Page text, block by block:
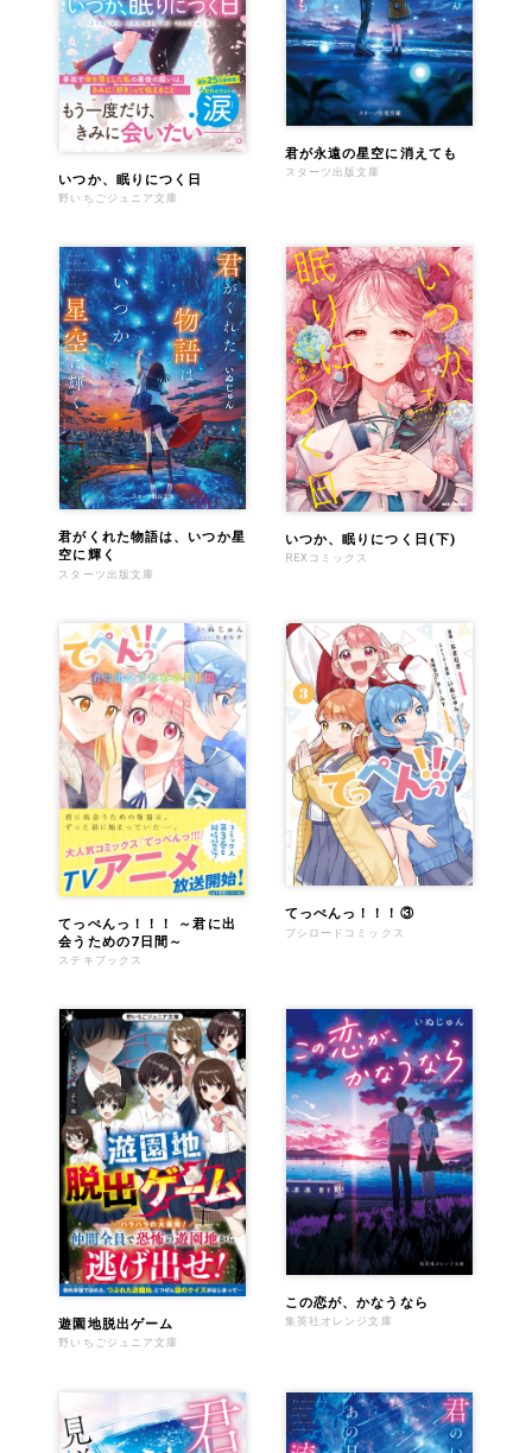
いつか、眠りにつく日
野いちごジュニア文庫
君が永遠の星空に消えても
スターツ出版文庫
君がくれた物語は、いつか星
空に輝く
スターツ出版文庫
いつか、眠りにつく日(下)
REXコミックス
てっぺんっ！！！ ～君に出
会うための7日間～
ステキブックス
てっぺんっ！！！③
ブシロードコミックス
遊園地脱出ゲーム
野いちごジュニア文庫
この恋が、かなうなら
集英社オレンジ文庫